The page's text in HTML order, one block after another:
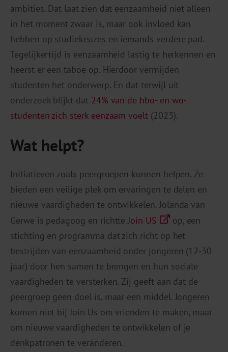
ambities. Dat laat zien dat eenzaamheid niet alleen
in het moment zwaar is, maar ook invloed kan
hebben op studiekeuzes en iemands verdere pad.
Tegelijkertijd is eenzaamheid lastig te herkennen en
heerst er een taboe op. Hierdoor vermijden
studenten het onderwerp. En dat terwijl uit
onderzoek blijkt dat 24% van de hbo- en wo-
studenten zich sterk eenzaam voelt(2023).
Wat helpt?
Initiatieven zoals peergroepen kunnen helpen. Ze
bieden een veilige plek om ervaringen te delen en
nieuwe vaardigheden te ontwikkelen. Jolanda van
Gerwe is pedagoog en richtteJoin US
op, een
stichting en programma dat zich richt op het
bestrijden van eenzaamheid onder jongeren (12-30
jaar) door hen samen te brengen en hun sociale
vaardigheden te versterken. Zij geeft aan dat de
peergroep geen doel is, maar een middel. Jongeren
komen niet bij Join Us om vrienden te maken, maar
om nieuwe vaardigheden te ontwikkelen of je
denkpatronen te veranderen.